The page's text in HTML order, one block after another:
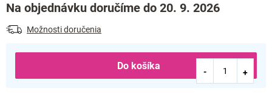
Na objednávku doručíme do 20. 9. 2026
Možnosti doručenia
Do košíka